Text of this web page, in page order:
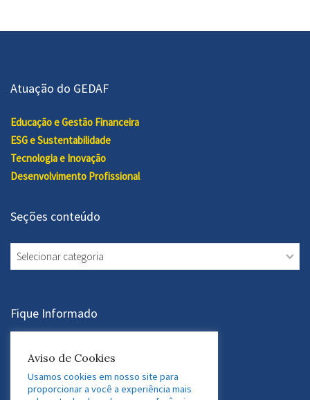
Atuação do GEDAF
Educação e Gestão Financeira
ESG e Sustentabilidade
Tecnologia e Inovação
Desenvolvimento Profissional
Seções conteúdo
Seções
conteúdo
Fique Informado
Assine a Newsletter
Aviso de Cookies
Usamos cookies em nosso site para
proporcionar a você a experiência mais